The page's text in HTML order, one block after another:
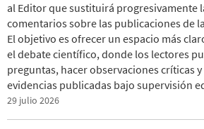
al Editor que sustituirá progresivamente
comentarios sobre las publicaciones de
El objetivo es ofrecer un espacio más
el debate científico, donde los lectores
preguntas, hacer observaciones críticas
evidencias publicadas bajo supervisión
29 julio 2026